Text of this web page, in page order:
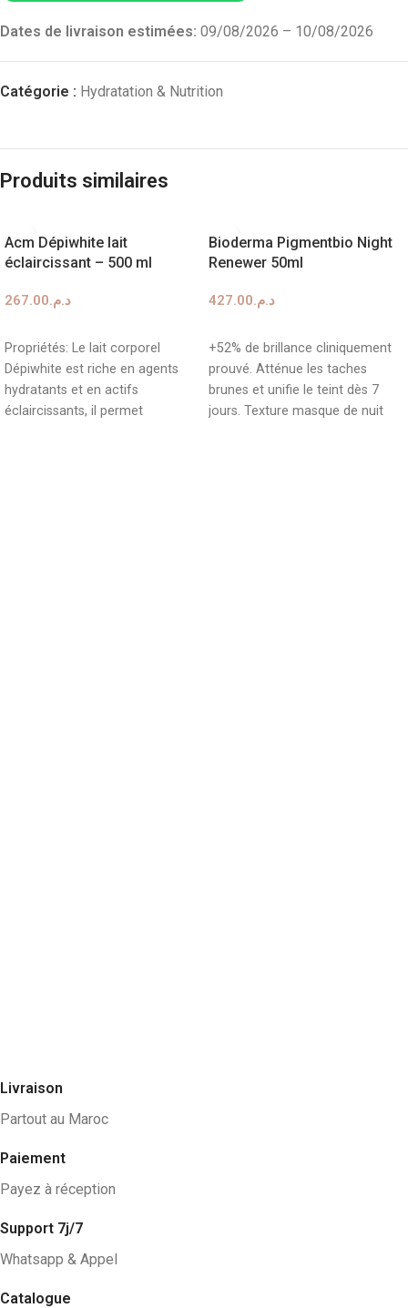
Dates de livraison estimées: 09/08/2026 – 10/08/2026
Catégorie : Hydratation & Nutrition
Produits similaires
Acm Dépiwhite lait
éclaircissant – 500 ml
د.م.267.00
Propriétés: Le lait corporel
Dépiwhite est riche en agents
hydratants et en actifs
éclaircissants, il permet
Bioderma Pigmentbio Night
Renewer 50ml
د.م.427.00
+52% de brillance cliniquement
prouvé. Atténue les taches
brunes et unifie le teint dès 7
jours. Texture masque de nuit
Livraison
Partout au Maroc
Paiement
Payez à réception
Support 7j/7
Whatsapp & Appel
Catalogue